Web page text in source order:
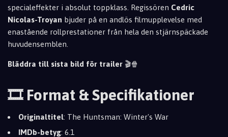
specialeffekter i absolut toppklass. Regissören Cedric
Nicolas-Troyan bjuder på en andlös filmupplevelse med
enastående rollprestationer från hela den stjärnspäckade
huvudensemblen.
Bläddra till sista bild för trailer 🎬🍿
🎞️ Format & Specifikationer
Originaltitel: The Huntsman: Winter's War
IMDb-betyg: 6.1